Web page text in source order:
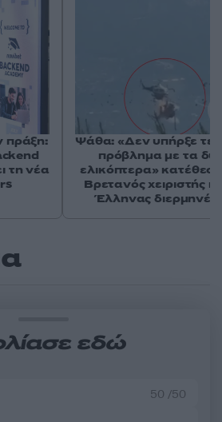
εδώ
50 /50
πράξη:
τη νέα
Ψάθα: «Δεν υπήρξε
πρόβλημα με τα
ελικόπτερα»
Βρετανός χειριστής
Έλληνας